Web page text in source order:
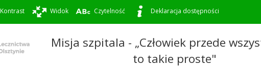
Kontrast Widok Czytelność Deklaracja dostępności
Misja szpitala - „Człowiek przede
to takie proste"
Konkurs na